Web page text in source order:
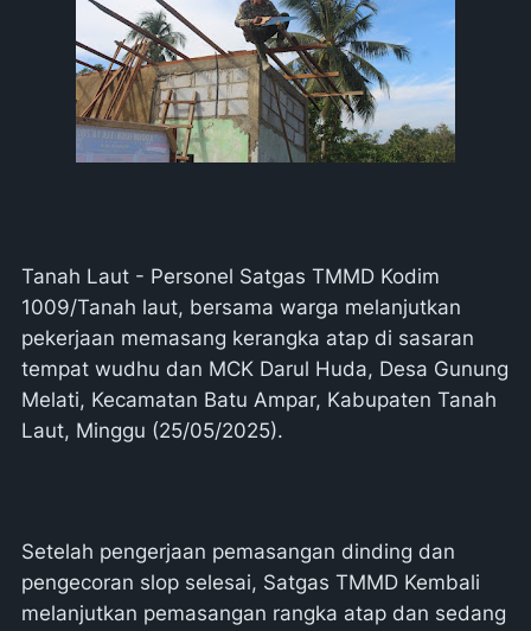
Tanah Laut - Personel Satgas TMMD Kodim
1009/Tanah laut, bersama warga melanjutkan
pekerjaan memasang kerangka atap di sasaran
tempat wudhu dan MCK Darul Huda, Desa Gunung
Melati, Kecamatan Batu Ampar, Kabupaten Tanah
Laut, Minggu (25/05/2025).
Setelah pengerjaan pemasangan dinding dan
pengecoran slop selesai, Satgas TMMD Kembali
melanjutkan pemasangan rangka atap dan sedang